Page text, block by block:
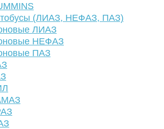
(ЛИАЗ, НЕФАЗ, ПАЗ)
ЛИАЗ
НЕФАЗ
ПАЗ